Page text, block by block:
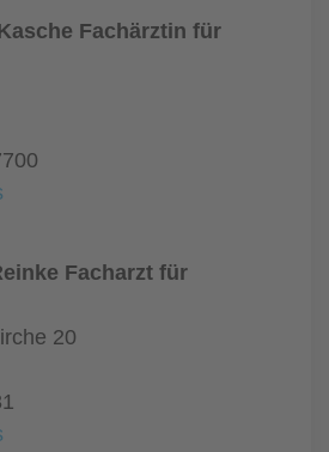
Fachärztin für
Facharzt für
20